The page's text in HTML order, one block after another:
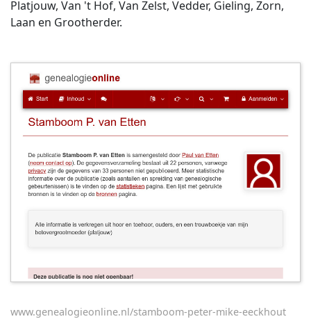
Platjouw, Van 't Hof, Van Zelst, Vedder, Gieling, Zorn,
Laan en Grootherder.
www.genealogieonline.nl/stamboom-peter-mike-eeckhout